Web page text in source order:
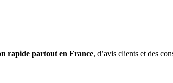
rapide partout en France, d’avis clients et des